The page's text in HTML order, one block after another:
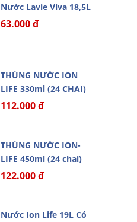
Nước Lavie Viva 18,5L
63.000 đ
THÙNG NƯỚC ION
LIFE 330ml (24 CHAI)
112.000 đ
THÙNG NƯỚC ION-
LIFE 450ml (24 chai)
122.000 đ
Nước Ion Life 19L Có